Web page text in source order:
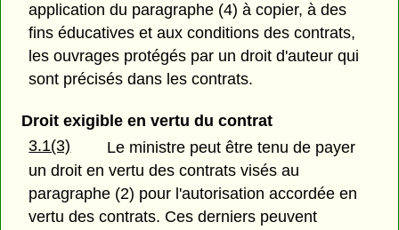
application du paragraphe (4) à copier, à des
fins éducatives et aux conditions des contrats,
les ouvrages protégés par un droit d'auteur qui
sont précisés dans les contrats.
Droit exigible en vertu du contrat
3.1(3)
Le ministre peut être tenu de payer
un droit en vertu des contrats visés au
paragraphe (2) pour l'autorisation accordée en
vertu des contrats. Ces derniers peuvent